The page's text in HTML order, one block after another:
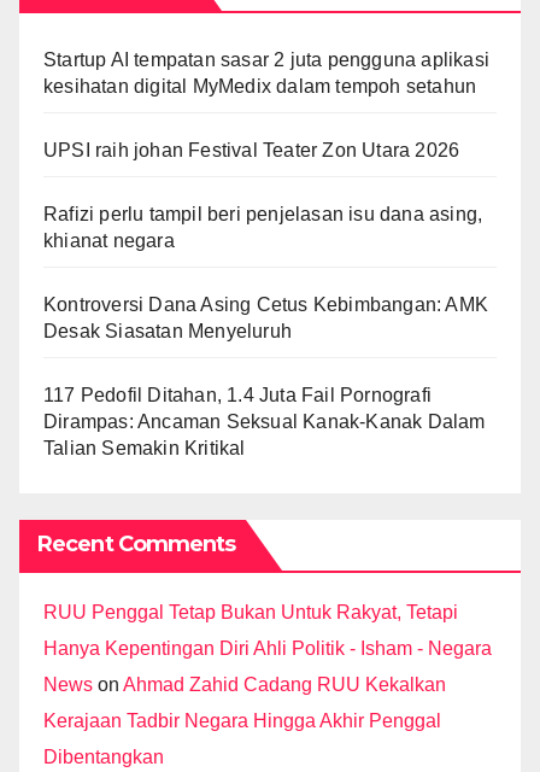
Startup AI tempatan sasar 2 juta pengguna aplikasi
kesihatan digital MyMedix dalam tempoh setahun
UPSI raih johan Festival Teater Zon Utara 2026
Rafizi perlu tampil beri penjelasan isu dana asing,
khianat negara
Kontroversi Dana Asing Cetus Kebimbangan: AMK
Desak Siasatan Menyeluruh
117 Pedofil Ditahan, 1.4 Juta Fail Pornografi
Dirampas: Ancaman Seksual Kanak-Kanak Dalam
Talian Semakin Kritikal
Recent Comments
RUU Penggal Tetap Bukan Untuk Rakyat, Tetapi
Hanya Kepentingan Diri Ahli Politik - Isham - Negara
News on Ahmad Zahid Cadang RUU Kekalkan
Kerajaan Tadbir Negara Hingga Akhir Penggal
Dibentangkan